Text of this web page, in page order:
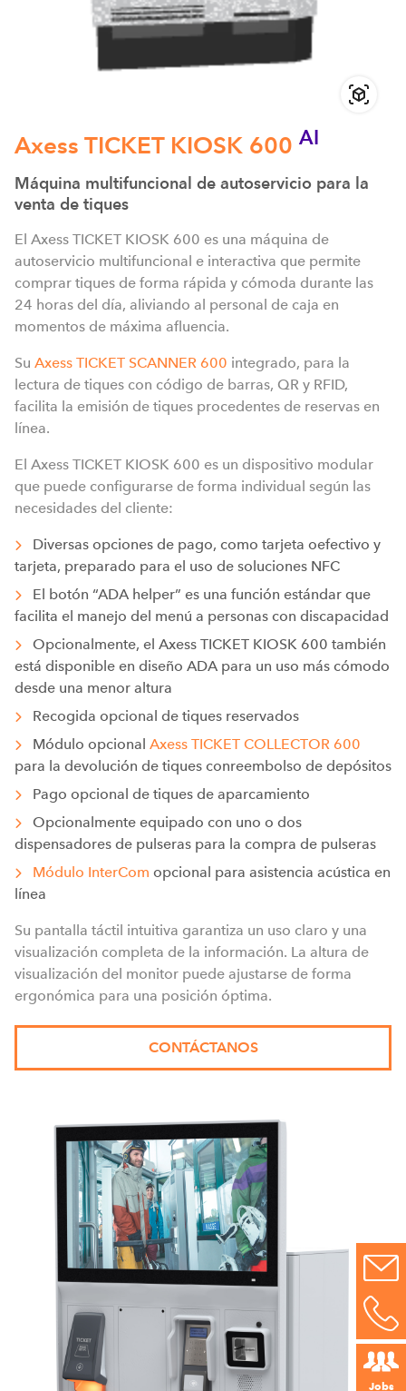
Jobs
Axess TICKET KIOSK 600 AI
Máquina multifuncional de autoservicio para la
venta de tiques
El Axess TICKET KIOSK 600 es una máquina de
autoservicio multifuncional e interactiva que permite
comprar tiques de forma rápida y cómoda durante las
24 horas del día, aliviando al personal de caja en
momentos de máxima afluencia.
Su Axess TICKET SCANNER 600 integrado, para la
lectura de tiques con código de barras, QR y RFID,
facilita la emisión de tiques procedentes de reservas en
línea.
El Axess TICKET KIOSK 600 es un dispositivo modular
que puede configurarse de forma individual según las
necesidades del cliente:
Diversas opciones de pago, como tarjeta oefectivo y
tarjeta, preparado para el uso de soluciones NFC
El botón “ADA helper” es una función estándar que
facilita el manejo del menú a personas con discapacidad
Opcionalmente, el Axess TICKET KIOSK 600 también
está disponible en diseño ADA para un uso más cómodo
desde una menor altura
Recogida opcional de tiques reservados
Módulo opcional Axess TICKET COLLECTOR 600
para la devolución de tiques conreembolso de depósitos
Pago opcional de tiques de aparcamiento
Opcionalmente equipado con uno o dos
dispensadores de pulseras para la compra de pulseras
Módulo InterCom opcional para asistencia acústica en
línea
Su pantalla táctil intuitiva garantiza un uso claro y una
visualización completa de la información. La altura de
visualización del monitor puede ajustarse de forma
ergonómica para una posición óptima.
CONTÁCTANOS